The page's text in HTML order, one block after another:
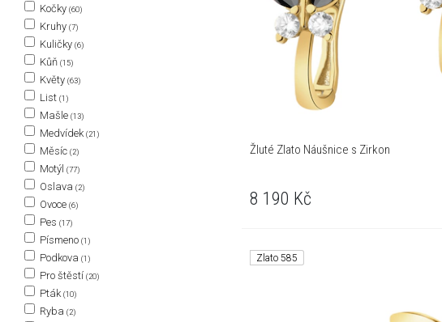
Kočky (60)
Kruhy (7)
Kuličky (6)
Kůň (15)
Květy (63)
List (1)
Mašle (13)
Medvídek (21)
Měsíc (2)
Motýl (77)
Oslava (2)
Ovoce (6)
Pes (17)
Písmeno (1)
Podkova (1)
Pro štěstí (20)
Pták (10)
Ryba (2)
Žluté Zlato Náušnice s Zirkon
8 190 Kč
Zlato 585